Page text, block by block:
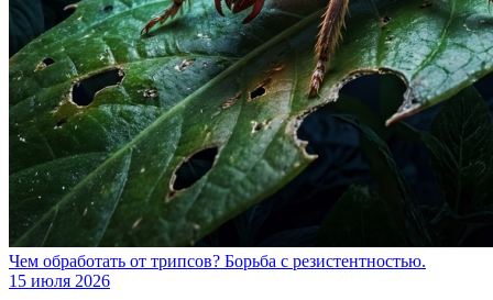
Чем обработать от трипсов? Борьба с резистентностью.
15 июля 2026